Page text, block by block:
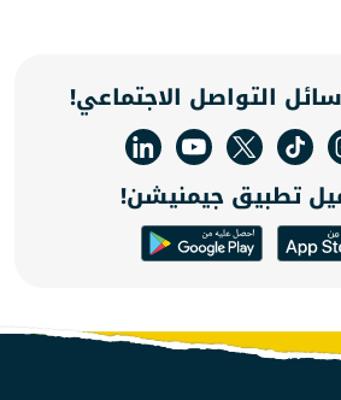
الاجتماعي!
جيمنيشن!